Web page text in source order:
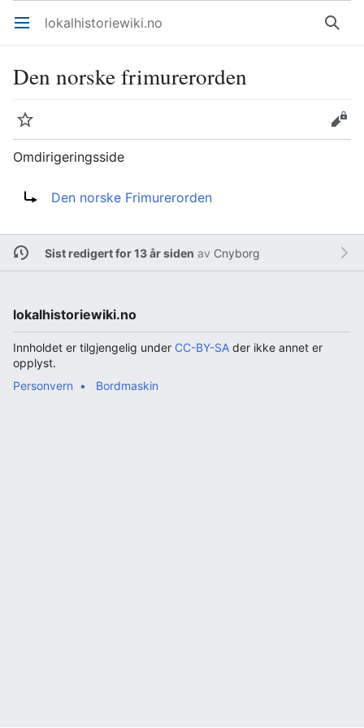
Åpne hovedmenyen lokalhistoriewiki.no Søk
Den norske frimurerorden
Overvåk
Rediger
Omdirigeringsside
Den norske Frimurerorden
Sist redigert for 13 år siden av Cnyborg
lokalhistoriewiki.no
Innholdet er tilgjengelig under CC-BY-SA der ikke annet er
opplyst.
Personvern
Bordmaskin